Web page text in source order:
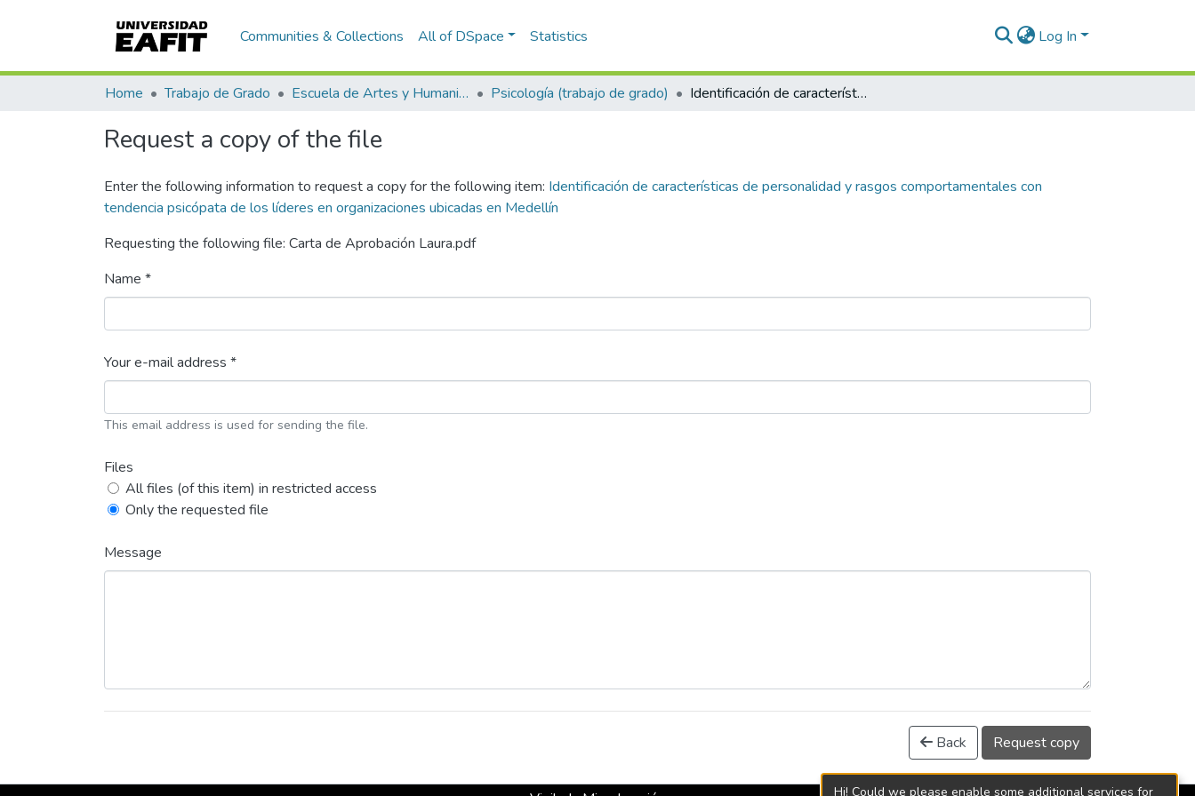
Communities & Collections All of DSpace Statistics Log In
Home Trabajo de Grado Escuela de Artes y Humanidades Psicología (trabajo de grado) Identificación de características de personalidad y rasgos comportamentales con tendencia psicópata de los líderes en organizaciones ubicadas en Medellín
Request a copy of the file
Enter the following information to request a copy for the following item: Identificación de características de personalidad y rasgos comportamentales con
tendencia psicópata de los líderes en organizaciones ubicadas en Medellín
Requesting the following file: Carta de Aprobación Laura.pdf
Name *
Your e-mail address *
This email address is used for sending the file.
Files
All files (of this item) in restricted access
Only the requested file
Message
Back Request copy
Hi! Could we please enable some additional services for